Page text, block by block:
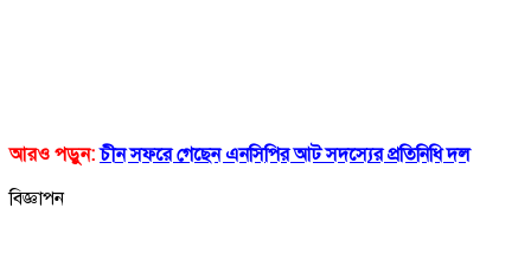
আরও পড়ুন: চীন সফরে গেছেন এনসিপির আট সদস্যের প্রতিনিধি দল
বিজ্ঞাপন